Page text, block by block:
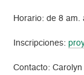
Horario: de 8 am.
Inscripciones:
Contacto: Carolyn